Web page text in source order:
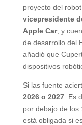
proyecto del
vicepresidente
Apple Car, y
de desarrollo del
añadió que
dispositivos
Si las fuente
2026 o 2027. Es
por debajo de los
está obligada si